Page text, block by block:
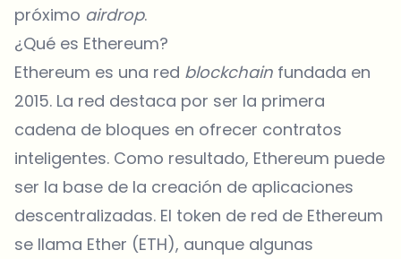
próximo airdrop.
¿Qué es Ethereum?
Ethereum es una red blockchain fundada en
2015. La red destaca por ser la primera
cadena de bloques en ofrecer contratos
inteligentes. Como resultado, Ethereum puede
ser la base de la creación de aplicaciones
descentralizadas. El token de red de Ethereum
se llama Ether (ETH), aunque algunas